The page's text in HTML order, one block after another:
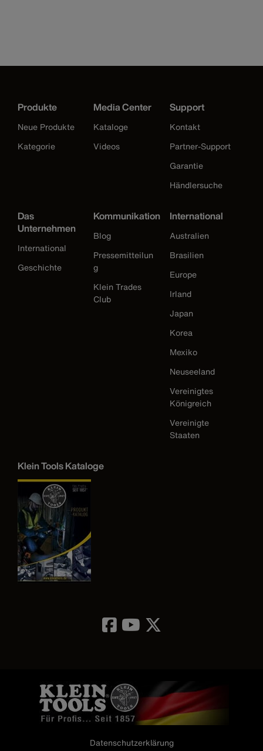
Produkte
Neue Produkte
Kategorie
Media Center
Kataloge
Videos
Support
Kontakt
Partner-Support
Garantie
Händlersuche
Das
Unternehmen
International
Geschichte
Kommunikation
Blog
Pressemitteilun
g
Klein Trades
Club
International
Australien
Brasilien
Europe
Irland
Japan
Korea
Mexiko
Neuseeland
Vereinigtes
Königreich
Vereinigte
Staaten
Klein Tools Kataloge
Datenschutzerklärung